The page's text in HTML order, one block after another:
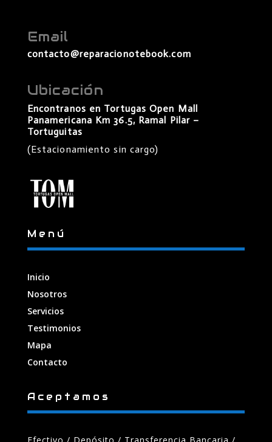
Email
contacto@reparacionotebook.com
Ubicación
Encontranos en Tortugas Open Mall
Panamericana Km 36.5, Ramal Pilar –
Tortuguitas
(Estacionamiento sin cargo)
Menú
Inicio
Nosotros
Servicios
Testimonios
Mapa
Contacto
Aceptamos
Efectivo / Depósito / Transferencia Bancaria /